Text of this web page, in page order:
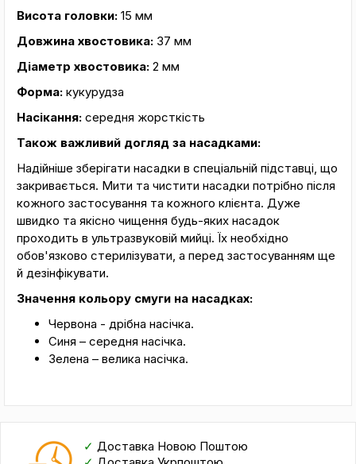
Висота головки: 15 мм
Довжина хвостовика: 37 мм
Діаметр хвостовика: 2 мм
Форма: кукурудза
Насікання: середня жорсткість
Також важливий догляд за насадками:
Надійніше зберігати насадки в спеціальній підставці, що
закривається. Мити та чистити насадки потрібно після
кожного застосування та кожного клієнта. Дуже
швидко та якісно чищення будь-яких насадок
проходить в ультразвуковій мийці. Їх необхідно
обов'язково стерилізувати, а перед застосуванням ще
й дезінфікувати.
Значення кольору смуги на насадках:
Червона - дрібна насічка.
Синя – середня насічка.
Зелена – велика насічка.
✓ Доставка Новою Поштою